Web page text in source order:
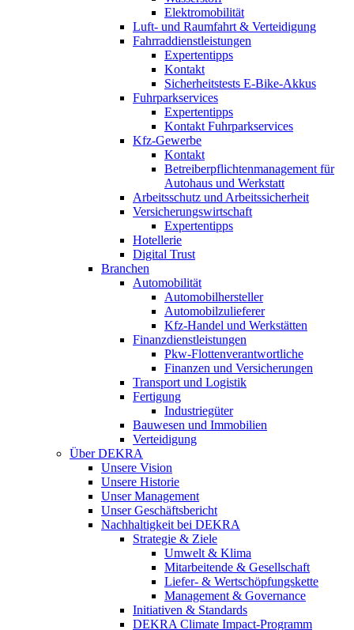
Elektromobilität
Luft- und Raumfahrt & Verteidigung
Fahrraddienstleistungen
Expertentipps
Kontakt
Sicherheitstests E-Bike-Akkus
Fuhrparkservices
Expertentipps
Kontakt Fuhrparkservices
Kfz-Gewerbe
Kontakt
Betreiberpflichtenmanagement für
Autohaus und Werkstatt
Arbeitsschutz und Arbeitssicherheit
Versicherungswirtschaft
Expertentipps
Hotellerie
Digital Trust
Branchen
Automobilität
Automobilhersteller
Automobilzulieferer
Kfz-Handel und Werkstätten
Finanzdienstleistungen
Pkw‑Flottenverantwortliche
Finanzen und Versicherungen
Transport und Logistik
Fertigung
Industriegüter
Bauwesen und Immobilien
Verteidigung
Über DEKRA
Unsere Vision
Unsere Historie
Unser Management
Unser Geschäftsbericht
Nachhaltigkeit bei DEKRA
Strategie & Ziele
Umwelt & Klima
Mitarbeitende & Gesellschaft
Liefer- & Wertschöpfungskette
Management & Governance
Initiativen & Standards
DEKRA Climate Impact-Programm